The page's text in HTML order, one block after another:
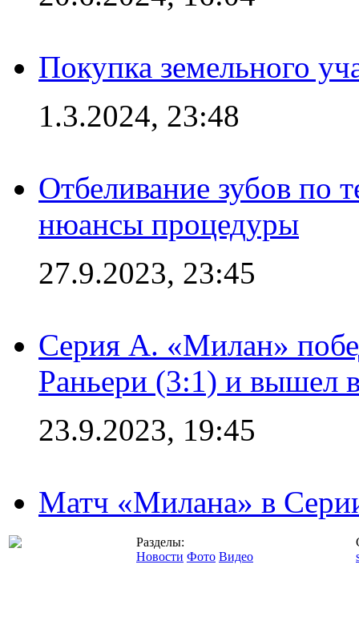
Покупка земельного
1.3.2024, 23:48
Отбеливание зубов по
нюансы процедуры
27.9.2023, 23:45
Серия А. «Милан»
Раньери (3:1) и вышел
23.9.2023, 19:45
Матч «Милана» в
Разделы:
Новости Фото Видео